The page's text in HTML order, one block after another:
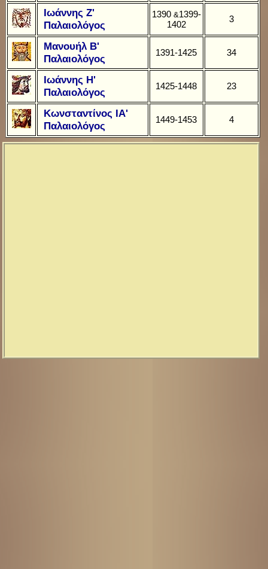
Ιωάννης Ζ'
Παλαιολόγος
1390 &1399-
1402
3
Μανουήλ Β'
Παλαιολόγος
1391-1425 34
Ιωάννης Η'
Παλαιολόγος
1425-1448 23
Κωνσταντίνος ΙΑ'
Παλαιολόγος
1449-1453 4